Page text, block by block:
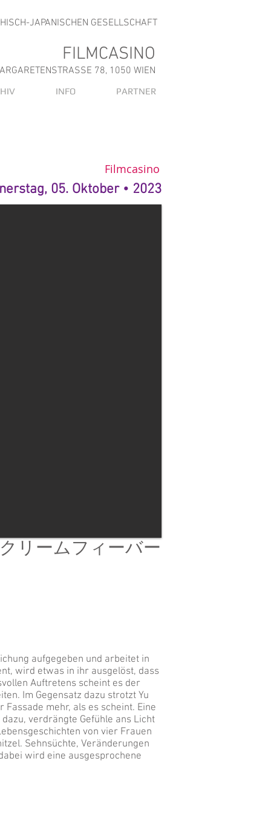
JAPANISCHEN GESELLSCHAFT
FILMCASINO
78, 1050 WIEN
INFO PARTNER
05. Oktober • 2023
Filmcasino
リームフィーバー
aufgegeben und arbeitet in
wird etwas in ihr ausgelöst, dass
Auftretens scheint es der
Im Gegensatz dazu strotzt Yu
mehr, als es scheint. Eine
verdrängte Gefühle ans Licht
von vier Frauen
Sehnsüchte, Veränderungen
wird eine ausgesprochene